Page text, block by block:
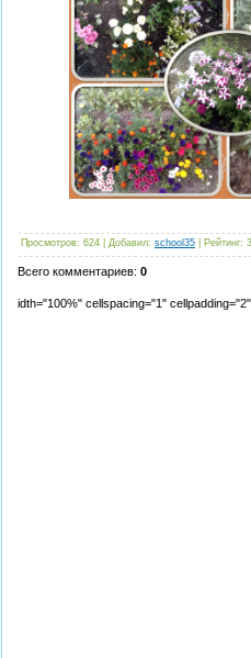
Просмотров: 624 Добавил: school35 Рейтинг:
Всего комментариев: 0
idth="100%" cellspacing="1"